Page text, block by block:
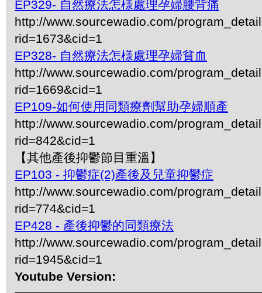
EP329- 自然療法怎様處理孕婦腰背痛
http://www.sourcewadio.com/
rid=1673&cid=1
EP328- 自然療法怎様處理孕婦貧血
http://www.sourcewadio.com/
rid=1669&cid=1
EP109-如何使用同類療劑幫助孕婦順產
http://www.sourcewadio.com/
rid=842&cid=1
【其他產後抑鬱節目重溫】
EP103 - 抑鬱症(2)產後及兒童抑鬱症
http://www.sourcewadio.com/
rid=774&cid=1
EP428 - 產後抑鬱的同類療法
http://www.sourcewadio.com/
rid=1945&cid=1
Youtube Version: